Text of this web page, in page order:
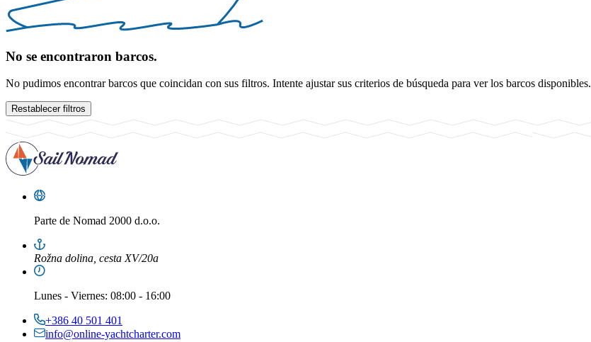
No se encontraron barcos.
No pudimos encontrar barcos que coincidan con sus filtros. Intente ajustar sus criterios de búsqueda para ver los barcos disponibles.
Restablecer filtros
Parte de Nomad 2000 d.o.o.
Rožna dolina, cesta XV/20a
Lunes - Viernes: 08:00 - 16:00
+386 40 501 401
info@online-yachtcharter.com